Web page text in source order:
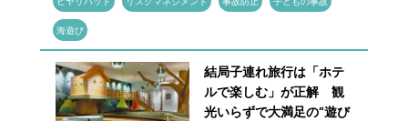
海遊び
結局子連れ旅行は「ホテ
ルで楽しむ」が正解 観
光いらずで大満足の“遊び